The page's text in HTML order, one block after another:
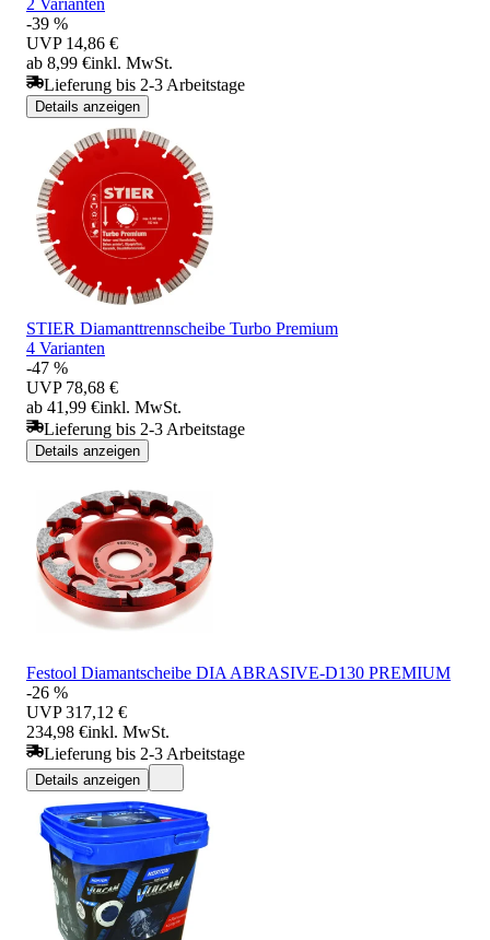
-39 %
UVP 14,86 €
ab 8,99 €inkl. MwSt.
Lieferung bis 2-3 Arbeitstage
Details anzeigen
STIER Diamanttrennscheibe Turbo Premium
4 Varianten
-47 %
UVP 78,68 €
ab 41,99 €inkl. MwSt.
Lieferung bis 2-3 Arbeitstage
Details anzeigen
Festool Diamantscheibe DIA ABRASIVE-D130 PREMIUM
-26 %
UVP 317,12 €
234,98 €inkl. MwSt.
Lieferung bis 2-3 Arbeitstage
Details anzeigen